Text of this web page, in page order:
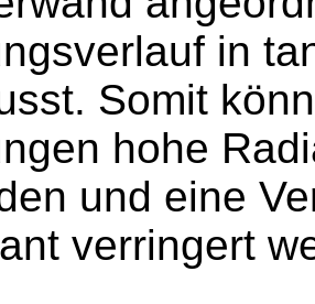
in
Somit
hohe
und eine
verringert